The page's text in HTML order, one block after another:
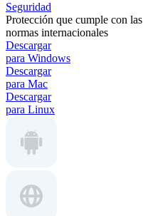
Seguridad
Protección que cumple con las
normas internacionales
Descargar
para Windows
Descargar
para Mac
Descargar
para Linux